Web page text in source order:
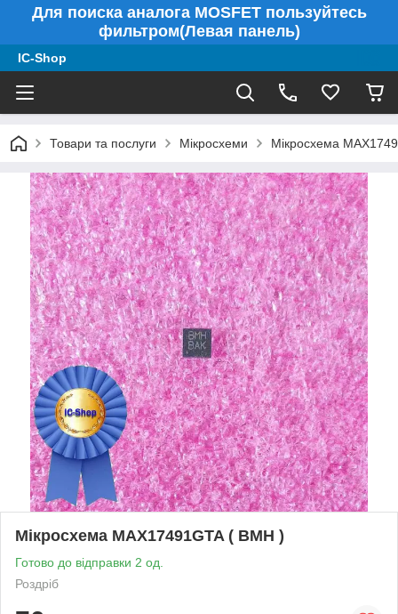
Для поиска аналога MOSFET пользуйтесь
фильтром(Левая панель)
IC-Shop
Товари та послуги Мікросхеми Мікросхема
Мікросхема MAX17491GTA ( BMH )
Готово до відправки 2 од.
Роздріб